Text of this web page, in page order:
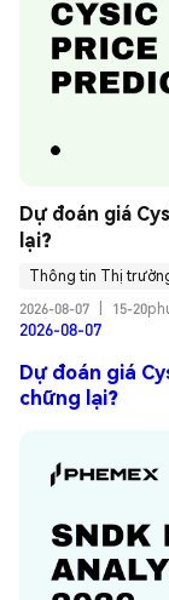
Dự đoán giá
lại?
Thông tin Thị
2026-08-07
15-
2026-08-07
Dự đoán giá
chững lại?